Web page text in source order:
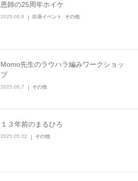
恩師の25周年ホイケ
2025.06.8 出張イベント その他
Momo先生のラウハラ編みワークショッ
プ
2025.06.7 その他
１３年前のまるひろ
2025.05.22 その他